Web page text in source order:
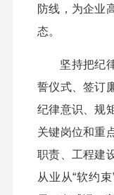
防线，为企业
态。
坚持把纪律
誓仪式、签订
纪律意识、规
关键岗位和重
职责、工程建
从业从“软约